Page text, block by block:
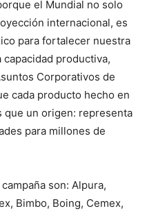
el Mundial no solo
internacional, es
para fortalecer nuestra
productiva,
Corporativos de
cada producto hecho en
que un origen: representa
para millones de
son: Alpura,
Bimbo, Boing, Cemex,